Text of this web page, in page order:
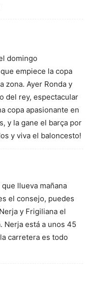
domingo
empiece la copa
zona. Ayer Ronda y
del rey, espectacular
copa apasionante en
y la gane el barça por
y viva el baloncesto!
llueva mañana
el consejo, puedes
y Frigiliana el
Nerja está a unos 45
carretera es todo